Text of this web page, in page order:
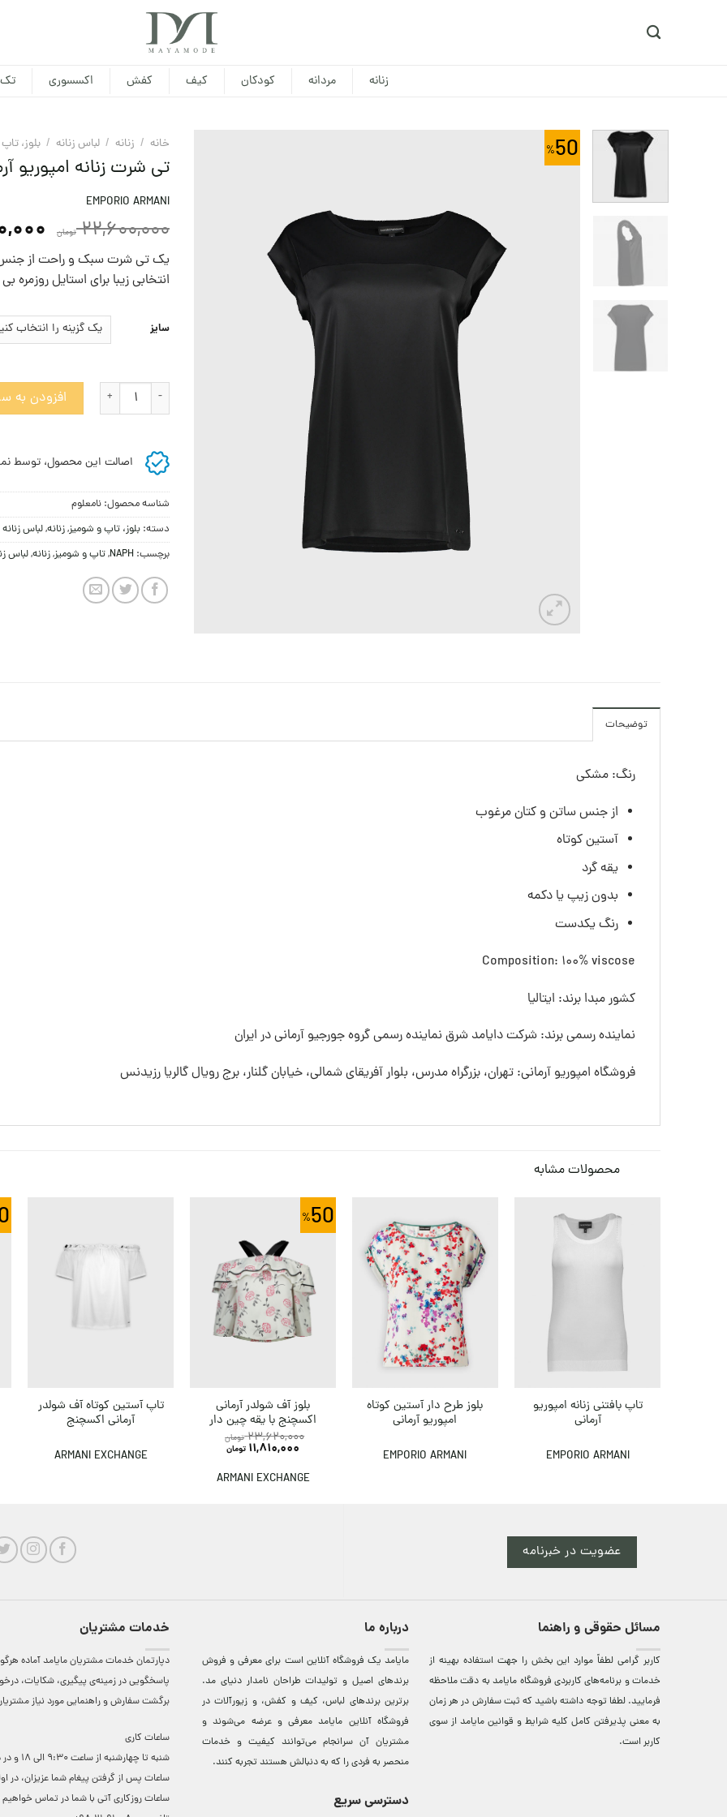
زنانه مردانه کودکان کیف کفش اکسسوری
50 خانه / زنانه / لباس زنانه / بلوز،
تی شرت زنانه امپوریو
EMPORIO ARMANI
22,600,000 تومان
یک تی شرت سبک و راحت از جنس
انتخابی زیبا برای استایل روزمره
سایز
تی شرت زنانه امپوریو آرمانی عدد
افزودن به
اصالت این محصول، توسط
شناسه محصول: نامعلوم
دسته: بلوز، تاپ و شومیز,زنانه,لباس زنانه
برچسب: NAPH
,تاپ و شومیز,زنانه,لباس
توضیحات
رنگ: مشکی
از جنس ساتن و کتان مرغوب
آستین کوتاه
یقه گرد
بدون زیپ یا دکمه
رنگ یکدست
Composition: 100% viscose
کشور مبدا برند: ایتالیا
نماینده رسمی برند: شرکت دایامد شرق نماینده رسمی گروه جورجیو آرمانی در ایران
فروشگاه امپوریو آرمانی: تهران، بزرگراه مدرس، بلوار آفریقای شمالی، خیابان گلنار، برج رویال گالریا رزیدنس
محصولات مشابه
تاپ بافتنی زنانه امپوریو
آرمانی
EMPORIO ARMANI
بلوز طرح دار آستین کوتاه
امپوریو آرمانی
EMPORIO ARMANI
50
بلوز آف شولدر آرمانی
اکسچنج با یقه چین دار
23,620,000 تومان
11,810,000 تومان
ARMANI EXCHANGE
تاپ آستین کوتاه آف شولدر
آرمانی اکسچنج
ARMANI EXCHANGE
عضویت در خبرنامه
مسائل حقوقی و راهنما
کاربر گرامی لطفاً موارد این بخش را جهت استفاده بهینه از
خدمات و برنامه‌‏های کاربردی فروشگاه مایامد به دقت ملاحظه
فرمایید. لطفا توجه داشته باشید که ثبت سفارش در هر زمان
به معنی پذیرفتن کامل کلیه شرایط و قوانین مایامد از سوی
کاربر است.
درباره ما
مایامد يک فروشگاه آنلاين است برای معرفی و فروش
برندهای اصيل و توليدات طراحان نامدار دنيای مد.
برترين‌ برندهای لباس، کيف و کفش، و زيورآلات در
فروشگاه آنلاين مایامد معرفی و عرضه می‌شوند و
مشتريان آن سرانجام می‌توانند کيفيت و خدمات
منحصر به فردی را که به دنبالش هستند تجربه کنند.
دسترسی سریع
خدمات مشتریان
دپارتمان خدمات مشتریان مایامد آماده
پاسخگویی در زمینه‌ی پیگیری، شکایات،
برگشت سفارش و راهنمایی مورد نیاز
ساعات کاری
شنبه تا چهارشنبه از
ساعات ‌پس از گرفتن پیغام شما عزیزان، در
ساعات روزکاری آتی با شما در تماس خواهیم